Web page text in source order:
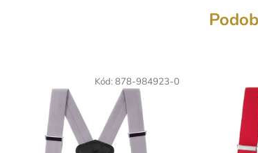
Kód: 878-984923-0